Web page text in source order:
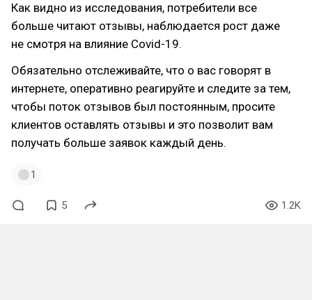
Как видно из исследования, потребители все
больше читают отзывы, наблюдается рост даже
не смотря на влияние Covid-19.
Обязательно отслеживайте, что о вас говорят в
интернете, оперативно реагируйте и следите за тем,
чтобы поток отзывов был постоянным, просите
клиентов оставлять отзывы и это позволит вам
получать больше заявок каждый день.
1
5 1.2K